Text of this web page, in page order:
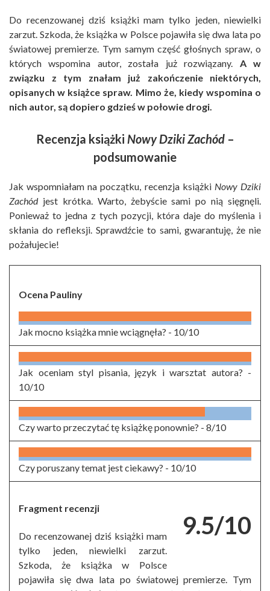
Do recenzowanej dziś książki mam tylko jeden, niewielki
zarzut. Szkoda, że książka w Polsce pojawiła się dwa lata po
światowej premierze. Tym samym część głośnych spraw, o
których wspomina autor, została już rozwiązany. A w
związku z tym znałam już zakończenie niektórych,
opisanych w książce spraw. Mimo że, kiedy wspomina o
nich autor, są dopiero gdzieś w połowie drogi.
Recenzja książki Nowy Dziki Zachód–
podsumowanie
Jak wspomniałam na początku, recenzja książki Nowy Dziki
Zachódjest krótka. Warto, żebyście sami po nią sięgnęli.
Ponieważ to jedna z tych pozycji, która daje do myślenia i
skłania do refleksji. Sprawdźcie to sami, gwarantuję, że nie
pożałujecie!
Ocena Pauliny
Jak mocno książka mnie wciągnęła? - 10/10
Jak oceniam styl pisania, język i warsztat autora? -
10/10
Czy warto przeczytać tę książkę ponownie? - 8/10
Czy poruszany temat jest ciekawy? - 10/10
9.5/10
Fragment recenzji
Do recenzowanej dziś książki mam
tylko jeden, niewielki zarzut.
Szkoda, że książka w Polsce
pojawiła się dwa lata po światowej premierze. Tym